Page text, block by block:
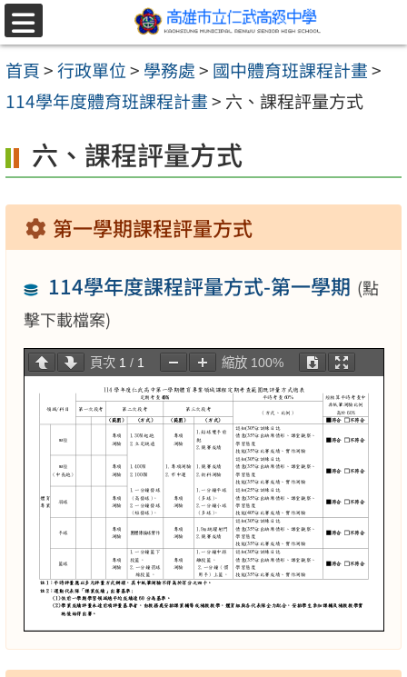
跳至主要內容區
選
單
首頁>行政單位> 學務處> 國中體育班課程計畫>
114學年度體育班課程計畫> 六、課程評量方式
六、課程評量方式
第一學期課程評量方式
114學年度課程評量方式-第一學期 (點
擊下載檔案)
頁次 1 / 1 縮放 100%